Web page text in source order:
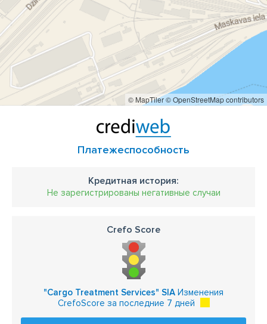
© MapTiler© OpenStreetMap contributors
Платежеспособность
Кредитная история:
Не зарегистрированы негативные случаи
Crefo Score
"Cargo Treatment Services" SIA Изменения
CrefoScore за последние 7 дней